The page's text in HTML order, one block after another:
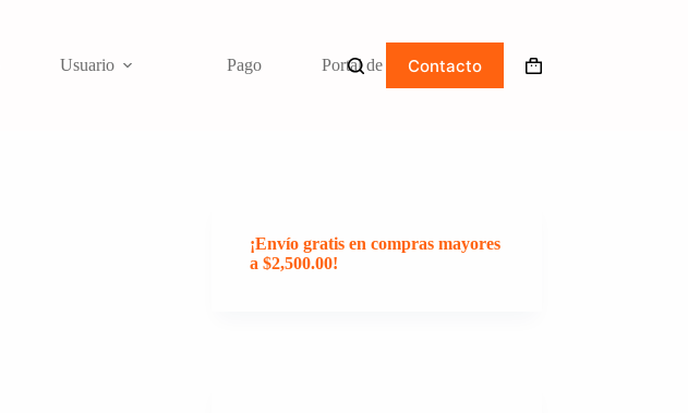
Usuario Pago Portal de clientesContacto
Carro
¡Envío gratis en compras mayores
a $2,500.00!